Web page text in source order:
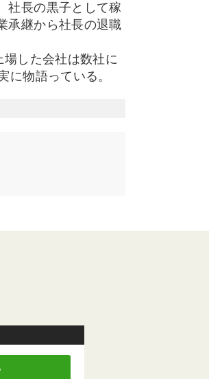
社長の黒子として稼
承継から社長の退職
した会社は数社に
に物語っている。